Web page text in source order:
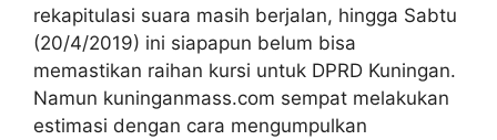
rekapitulasi suara masih berjalan, hingga Sabtu
(20/4/2019) ini siapapun belum bisa
memastikan raihan kursi untuk DPRD Kuningan.
Namun kuninganmass.com sempat melakukan
estimasi dengan cara mengumpulkan